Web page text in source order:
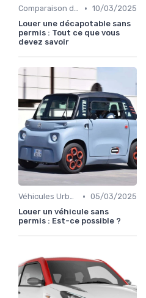
Comparaison des Modèles • 10/03/2025
Louer une décapotable sans
permis : Tout ce que vous
devez savoir
Véhicules Urbains • 05/03/2025
Louer un véhicule sans
permis : Est-ce possible ?